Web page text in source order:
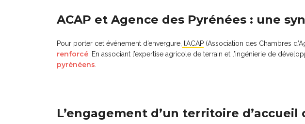
ACAP et Agence des Pyrénées : une
Pour porter cet événement d’envergure, l’ACAP (Association des Chambres
renforcé . En associant l’expertise agricole de terrain et l’ingénierie de
pyrénéens
L’engagement d’un territoire d’accueil